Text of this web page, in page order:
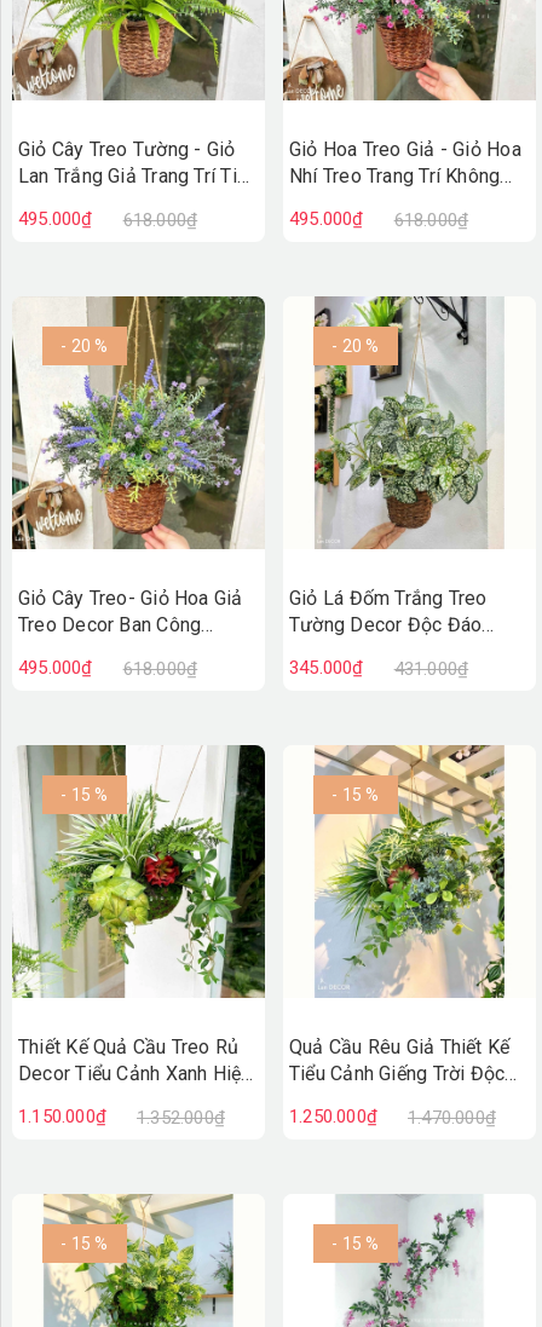
Giỏ Cây Treo Tường - Giỏ
Lan Trắng Giả Trang Trí Tiểu
495.000₫ 618.000₫
Giỏ Hoa Treo Giả - Giỏ Hoa
Nhí Treo Trang Trí Không
CC1312
495.000₫ 618.000₫
- 20 %
Giỏ Cây Treo- Giỏ Hoa Giả
Treo Decor Ban Công
495.000₫ 618.000₫
- 20 %
Giỏ Lá Đốm Trắng Treo
Tường Decor Độc Đáo
345.000₫ 431.000₫
- 15 %
Thiết Kế Quả Cầu Treo Rủ
Decor Tiểu Cảnh Xanh Hiện
CC1297
1.150.000₫ 1.352.000₫
- 15 %
Quả Cầu Rêu Giả Thiết Kế
Tiểu Cảnh Giếng Trời Độc
1.250.000₫ 1.470.000₫
- 15 % - 15 %